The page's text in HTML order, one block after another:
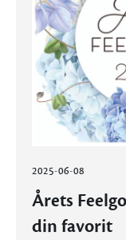
2025-06-08
Årets
din favorit